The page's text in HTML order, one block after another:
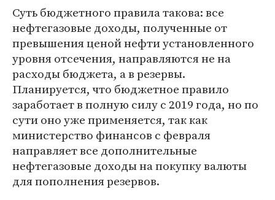
Суть бюджетного правила такова: все
нефтегазовые доходы, полученные от
превышения ценой нефти установленного
уровня отсечения, направляются не на
расходы бюджета, а в резервы.
Планируется, что бюджетное правило
заработает в полную силу с 2019 года, но по
сути оно уже применяется, так как
министерство финансов с февраля
направляет все дополнительные
нефтегазовые доходы на покупку валюты
для пополнения резервов.